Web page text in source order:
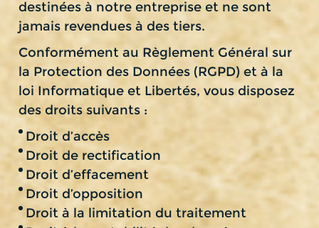
destinées à notre entreprise et ne sont
jamais revendues à des tiers.
Conformément au Règlement Général sur
la Protection des Données (RGPD) et à la
loi Informatique et Libertés, vous disposez
des droits suivants :
Droit d’accès
Droit de rectification
Droit d’effacement
Droit d’opposition
Droit à la limitation du traitement